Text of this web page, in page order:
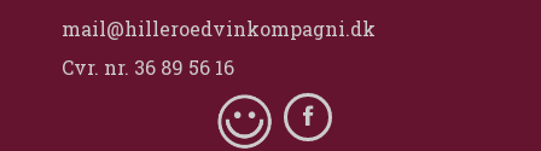
mail@hilleroedvinkompagni.dk
Cvr. nr. 36 89 56 16